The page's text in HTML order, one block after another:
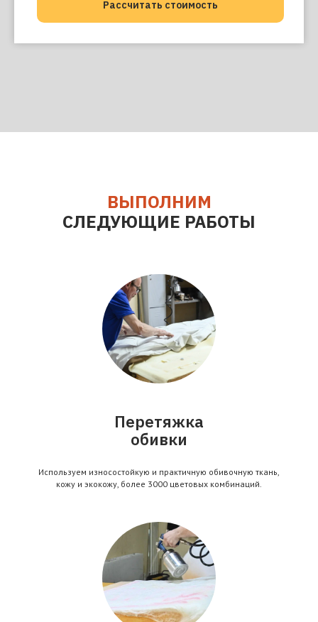
Рассчитать стоимость
ВЫПОЛНИМ
СЛЕДУЮЩИЕ РАБОТЫ
Перетяжка
обивки
Используем износостойкую и практичную обивочную ткань,
кожу и экокожу, более 3000 цветовых комбинаций.